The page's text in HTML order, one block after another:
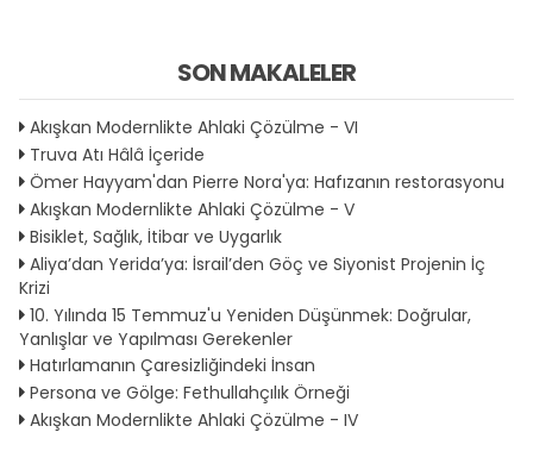
SON MAKALELER
Akışkan Modernlikte Ahlaki Çözülme - VI
Truva Atı Hâlâ İçeride
Ömer Hayyam'dan Pierre Nora'ya: Hafızanın restorasyonu
Akışkan Modernlikte Ahlaki Çözülme - V
Bisiklet, Sağlık, İtibar ve Uygarlık
Aliya’dan Yerida’ya: İsrail’den Göç ve Siyonist Projenin İç
Krizi
10. Yılında 15 Temmuz'u Yeniden Düşünmek: Doğrular,
Yanlışlar ve Yapılması Gerekenler
Hatırlamanın Çaresizliğindeki İnsan
Persona ve Gölge: Fethullahçılık Örneği
Akışkan Modernlikte Ahlaki Çözülme - IV